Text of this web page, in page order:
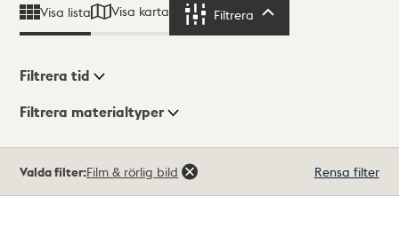
Visa lista Visa karta Filtrera
Visningsläge
Filtrera tid
Filtrera materialtyper
träffar
Valda filter:Film & rörlig bild Rensa filter